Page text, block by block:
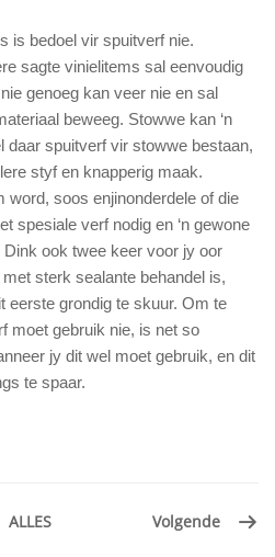
is bedoel vir spuitverf nie.
sagte vinielitems sal eenvoudig
genoeg kan veer nie en sal
beweeg. Stowwe kan ‘n
daar spuitverf vir stowwe bestaan,
styf en knapperig maak.
soos enjinonderdele of die
spesiale verf nodig en ‘n gewone
ook twee keer voor jy oor
sterk sealante behandel is,
eerste grondig te skuur. Om te
moet gebruik nie, is net so
jy dit wel moet gebruik, en dit
te spaar.
ALLES Volgende